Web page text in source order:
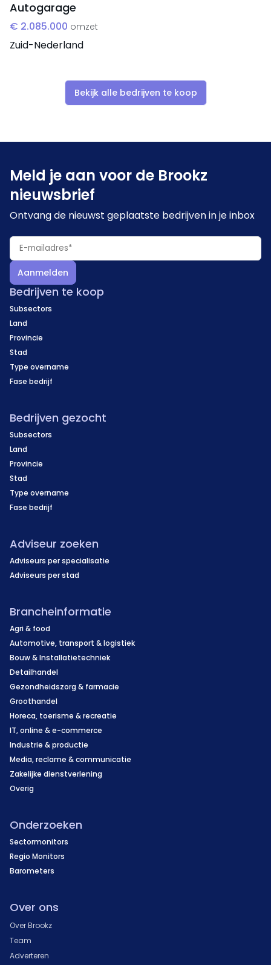
Autogarage
€ 2.085.000 omzet
Zuid-Nederland
Bekijk alle bedrijven te koop
Meld je aan voor de Brookz
nieuwsbrief
Ontvang de nieuwst geplaatste bedrijven in je inbox
Aanmelden
Bedrijven te koop
Subsectors
Land
Provincie
Stad
Type overname
Fase bedrijf
Bedrijven gezocht
Subsectors
Land
Provincie
Stad
Type overname
Fase bedrijf
Adviseur zoeken
Adviseurs per specialisatie
Adviseurs per stad
Brancheinformatie
Agri & food
Automotive, transport & logistiek
Bouw & Installatietechniek
Detailhandel
Gezondheidszorg & farmacie
Groothandel
Horeca, toerisme & recreatie
IT, online & e-commerce
Industrie & productie
Media, reclame & communicatie
Zakelijke dienstverlening
Overig
Onderzoeken
Sectormonitors
Regio Monitors
Barometers
Over ons
Over Brookz
Team
Adverteren